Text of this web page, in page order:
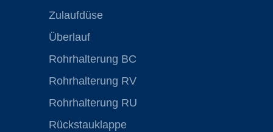
Zulaufdüse
Überlauf
Rohrhalterung BC
Rohrhalterung RV
Rohrhalterung RU
Rückstauklappe